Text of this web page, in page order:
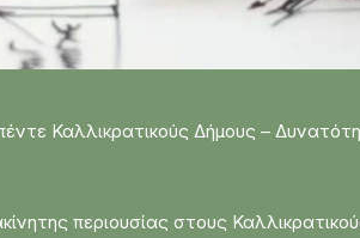
Καλλικρατικούς Δήμους –
περιουσίας στους